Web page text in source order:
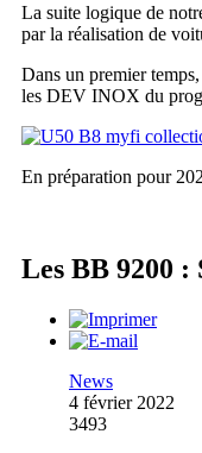
La suite logique de
par la réalisation de
Dans un premier
les DEV INOX du
En préparation pour
Les BB 9200 :
News
4 février 2022
3493